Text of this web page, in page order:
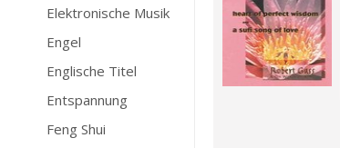
Elektronische Musik
Engel
Englische Titel
Entspannung
Feng Shui